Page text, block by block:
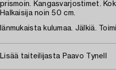
prismoin. Kangasvarjostimet.
Halkaisija noin 50 cm.
Iänmukaista kulumaa. Jälkiä.
Lisää taiteilijasta Paavo Tynell